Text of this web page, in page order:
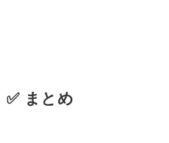
✅ まとめ